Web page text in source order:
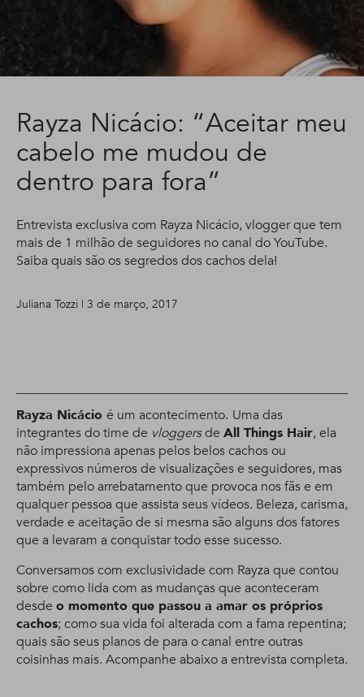
Rayza Nicácio: “Aceitar meu
cabelo me mudou de
dentro para fora”
Entrevista exclusiva com Rayza Nicácio, vlogger que tem
mais de 1 milhão de seguidores no canal do YouTube.
Saiba quais são os segredos dos cachos dela!
Juliana Tozzi | 3 de março, 2017
Rayza Nicácio é um acontecimento. Uma das
integrantes do time de vloggersde All Things Hair, ela
não impressiona apenas pelos belos cachos ou
expressivos números de visualizações e seguidores, mas
também pelo arrebatamento que provoca nos fãs e em
qualquer pessoa que assista seus vídeos. Beleza, carisma,
verdade e aceitação de si mesma são alguns dos fatores
que a levaram a conquistar todo esse sucesso.
Conversamos com exclusividade com Rayza que contou
sobre como lida com as mudanças que aconteceram
desde o momento que passou a amar os próprios
cachos; como sua vida foi alterada com a fama repentina;
quais são seus planos de para o canal entre outras
coisinhas mais. Acompanhe abaixo a entrevista completa.